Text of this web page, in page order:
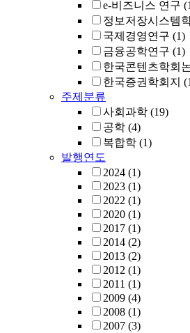
e-비즈니스 연구
정보저장시스템
국제경영연구 (1)
금융공학연구 (1)
한국콘텐츠학회
한국증권학회지
주제분류
사회과학 (19)
공학 (4)
복합학 (1)
발행연도
2024 (1)
2023 (1)
2022 (1)
2020 (1)
2017 (1)
2014 (2)
2013 (2)
2012 (1)
2011 (1)
2009 (4)
2008 (1)
2007 (3)